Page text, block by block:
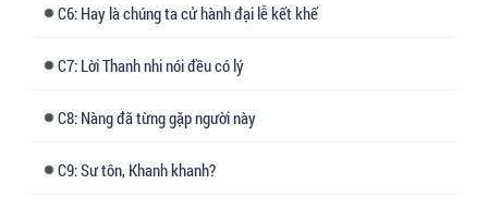
chết oan chết uổng.
Hạ Thanh:......
Thanh còn nghĩ cách bỏ trốn, giây sau tim đã
đập loạn xạ không kiểm soát.
6: Hay là chúng ta cử hành đại lễ kết khế
7: Lời Thanh nhi nói đều có lý
8: Nàng đã từng gặp người này
9: Sư tôn, Khanh khanh?